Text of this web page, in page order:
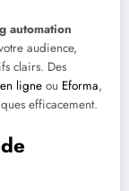
automation
audience,
clairs. Des
ligne ou Eforma,
efficacement.